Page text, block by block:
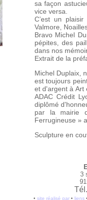
sa façon
vice versa.
C’est un
Valmore,
Bravo Michel
pépites, des
dans nos
Extrait de la
Michel Duplaix,
est toujours
et d'argent à Art
ADAC Crédit
diplômé
par la mairie
Ferrugineuse »
Sculpture en
3
• site réalisé par• liens